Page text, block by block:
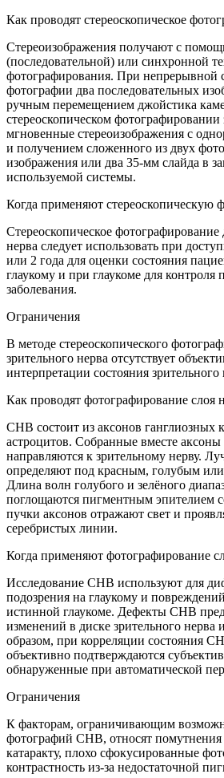
Как проводят стереоскопическое
Стереоизображения получают с
(последовательной) или синхронной
фотографирования. При непрерывной
фотографии два последовательных
ручным перемещением джойстика
стереоскопическом фотографировании
мгновенные стереоизображения с
и получением сложенного из двух
изображения или два 35-мм слайда в
используемой системы.
Когда применяют стереоскопическую
Стереоскопическое фотографирование
нерва следует использовать при
или 2 года для оценки состояния
глаукому и при глаукоме для контроля
заболевания.
Ограничения
В методе стереоскопического
зрительного нерва отсутствует
интерпретации состояния зрительного
Как проводят фотографирование слоя
СНВ состоит из аксонов ганглиозных
астроцитов. Собранные вместе аксоны
направляются к зрительному нерву.
определяют под красным, голубым
Длина волн голубого и зелёного
поглощаются пигментным эпителием
пучки аксонов отражают свет и
серебристых линии.
Когда применяют фотографирование
Исследование СНВ используют для
подозрения на глаукому и
истинной глаукоме. Дефекты СНВ
изменений в диске зрительного нерва
образом, при корреляции состояния
объективно подтверждаются
обнаруженные при автоматической
Ограничения
К факторам, ограничивающим
фотографий СНВ, относят помутнения
катаракту, плохо сфокусированные
контрастность из-за недостаточной